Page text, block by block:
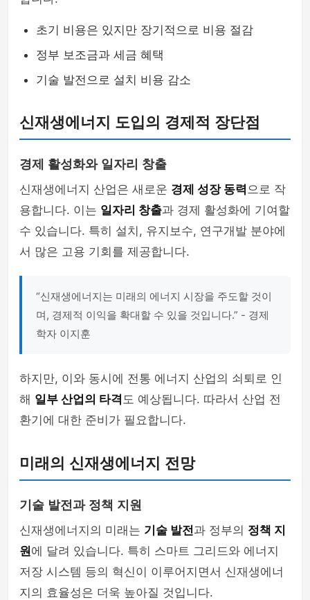
초기 비용은 있지만 장기적으로 비용 절감
정부 보조금과 세금 혜택
기술 발전으로 설치 비용 감소
신재생에너지 도입의 경제적 장단점
경제 활성화와 일자리 창출
신재생에너지 산업은 새로운 경제 성장 동력으로 작
용합니다. 이는 일자리 창출과 경제 활성화에 기여할
수 있습니다. 특히 설치, 유지보수, 연구개발 분야에
서 많은 고용 기회를 제공합니다.
“신재생에너지는 미래의 에너지 시장을 주도할 것이
며, 경제적 이익을 확대할 수 있을 것입니다.” - 경제
학자 이지훈
하지만, 이와 동시에 전통 에너지 산업의 쇠퇴로 인
해 일부 산업의 타격도 예상됩니다. 따라서 산업 전
환기에 대한 준비가 필요합니다.
미래의 신재생에너지 전망
기술 발전과 정책 지원
신재생에너지의 미래는 기술 발전과 정부의 정책 지
원에 달려 있습니다. 특히 스마트 그리드와 에너지
저장 시스템 등의 혁신이 이루어지면서 신재생에너
지의 효율성은 더욱 높아질 것입니다.